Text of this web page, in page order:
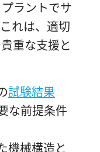
ラントでサ
れは、適切
重な支援と
試験結果
な前提条件
機械構造と